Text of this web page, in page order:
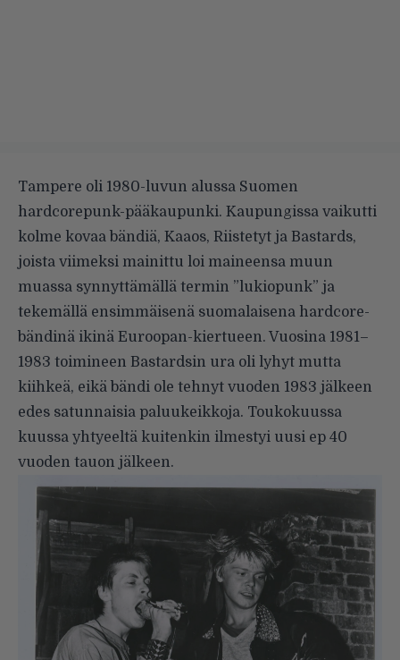
Tampere oli 1980-luvun alussa Suomen
hardcorepunk-pääkaupunki. Kaupungissa vaikutti
kolme kovaa bändiä, Kaaos, Riistetyt ja Bastards,
joista viimeksi mainittu loi maineensa muun
muassa synnyttämällä termin ”lukiopunk” ja
tekemällä ensimmäisenä suomalaisena hardcore-
bändinä ikinä Euroopan-kiertueen. Vuosina 1981–
1983 toimineen Bastardsin ura oli lyhyt mutta
kiihkeä, eikä bändi ole tehnyt vuoden 1983 jälkeen
edes satunnaisia paluukeikkoja. Toukokuussa
kuussa yhtyeeltä kuitenkin ilmestyi uusi ep 40
vuoden tauon jälkeen.